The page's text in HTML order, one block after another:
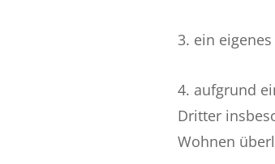
3. ein
4. aufgrund
Dritter
Wohnen